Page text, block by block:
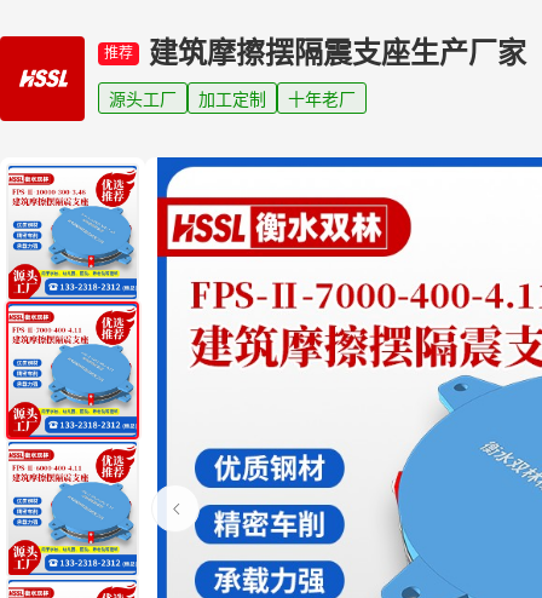
推荐 建筑摩擦摆隔震支座生产厂家
源头工厂 加工定制 十年老厂